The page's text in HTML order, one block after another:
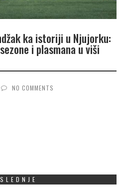
ka istoriji u Njujorku:
i plasmana u viši
NO COMMENTS